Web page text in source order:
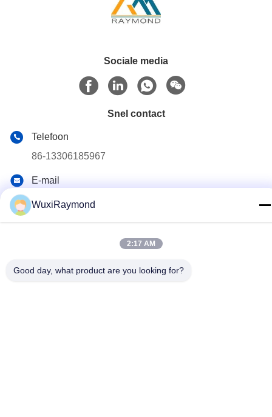
Sociale media
Snel contact
Telefoon
86-13306185967
E-mail
Shitangwan lndustrial Park, Wuxi City, Jiangsu Prov.,
WuxiRaymond
2:17 AM
Good day, what product are you looking for?